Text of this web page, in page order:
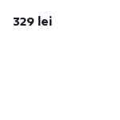
329 lei